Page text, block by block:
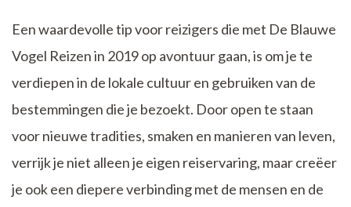
Een waardevolle tip voor reizigers die met De Blauwe
Vogel Reizen in 2019 op avontuur gaan, is om je te
verdiepen in de lokale cultuur en gebruiken van de
bestemmingen die je bezoekt. Door open te staan
voor nieuwe tradities, smaken en manieren van leven,
verrijk je niet alleen je eigen reiservaring, maar creëer
je ook een diepere verbinding met de mensen en de